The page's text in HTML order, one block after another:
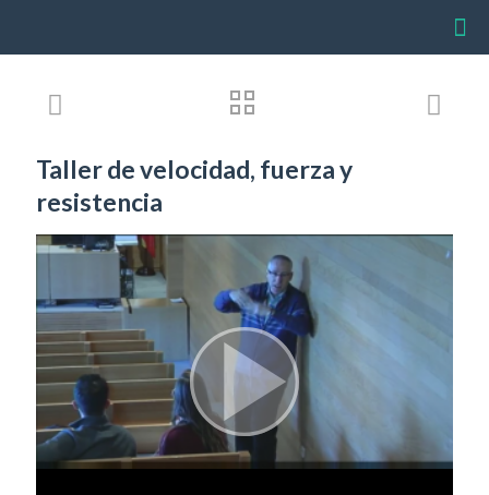
Taller de velocidad, fuerza y
resistencia